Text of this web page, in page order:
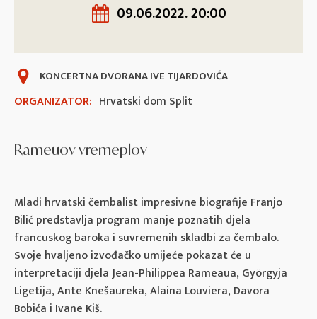
09.06.2022. 20:00
ORGANIZATOR: Hrvatski dom Split
KONCERTNA DVORANA IVE TIJARDOVIĆA
Rameuov vremeplov
Mladi hrvatski čembalist impresivne biografije Franjo
Bilić predstavlja program manje poznatih djela
francuskog baroka i suvremenih skladbi za čembalo.
Svoje hvaljeno izvođačko umijeće pokazat će u
interpretaciji djela Jean-Philippea Rameaua, Györgyja
Ligetija, Ante Knešaureka, Alaina Louviera, Davora
Bobića i Ivane Kiš.